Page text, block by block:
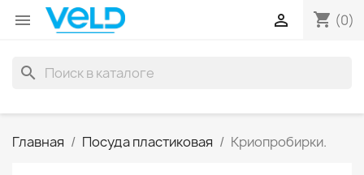
 shopping_cart (0)

search
Главная Посуда пластиковая Криопробирки.